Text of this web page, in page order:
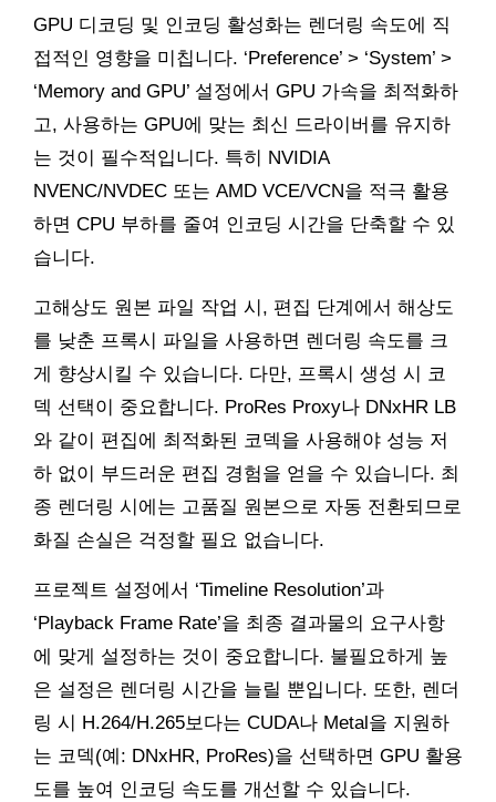
GPU 디코딩 및 인코딩 활성화는 렌더링 속도에 직
접적인 영향을 미칩니다. ‘Preference’ > ‘System’ >
‘Memory and GPU’ 설정에서 GPU 가속을 최적화하
고, 사용하는 GPU에 맞는 최신 드라이버를 유지하
는 것이 필수적입니다. 특히 NVIDIA
NVENC/NVDEC 또는 AMD VCE/VCN을 적극 활용
하면 CPU 부하를 줄여 인코딩 시간을 단축할 수 있
습니다.
고해상도 원본 파일 작업 시, 편집 단계에서 해상도
를 낮춘 프록시 파일을 사용하면 렌더링 속도를 크
게 향상시킬 수 있습니다. 다만, 프록시 생성 시 코
덱 선택이 중요합니다. ProRes Proxy나 DNxHR LB
와 같이 편집에 최적화된 코덱을 사용해야 성능 저
하 없이 부드러운 편집 경험을 얻을 수 있습니다. 최
종 렌더링 시에는 고품질 원본으로 자동 전환되므로
화질 손실은 걱정할 필요 없습니다.
프로젝트 설정에서 ‘Timeline Resolution’과
‘Playback Frame Rate’을 최종 결과물의 요구사항
에 맞게 설정하는 것이 중요합니다. 불필요하게 높
은 설정은 렌더링 시간을 늘릴 뿐입니다. 또한, 렌더
링 시 H.264/H.265보다는 CUDA나 Metal을 지원하
는 코덱(예: DNxHR, ProRes)을 선택하면 GPU 활용
도를 높여 인코딩 속도를 개선할 수 있습니다.